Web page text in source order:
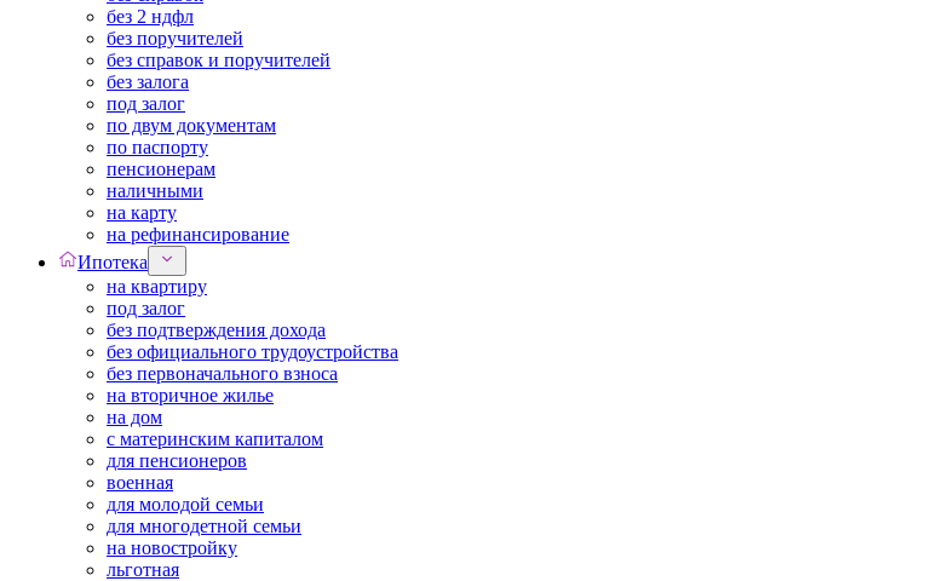
без 2 ндфл
без поручителей
без справок и поручителей
без залога
под залог
по двум документам
по паспорту
пенсионерам
наличными
на карту
на рефинансирование
Ипотека
на квартиру
под залог
без подтверждения дохода
без официального трудоустройства
без первоначального взноса
на вторичное жилье
на дом
с материнским капиталом
для пенсионеров
военная
для молодой семьи
для многодетной семьи
на новостройку
льготная